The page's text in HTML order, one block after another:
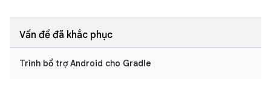
Vấn đề đã khắc phục
Trình bổ trợ Android cho Gradle